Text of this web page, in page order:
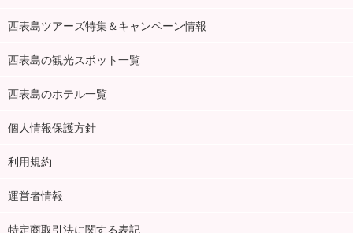
西表島ツアーズ特集＆キャンペーン情報
西表島の観光スポット一覧
西表島のホテル一覧
個人情報保護方針
利用規約
運営者情報
特定商取引法に関する表記